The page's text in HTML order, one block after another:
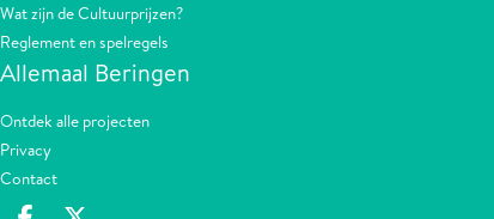
Wat zijn de Cultuurprijzen?
Reglement en spelregels
Allemaal Beringen
Ontdek alle projecten
Privacy
Contact